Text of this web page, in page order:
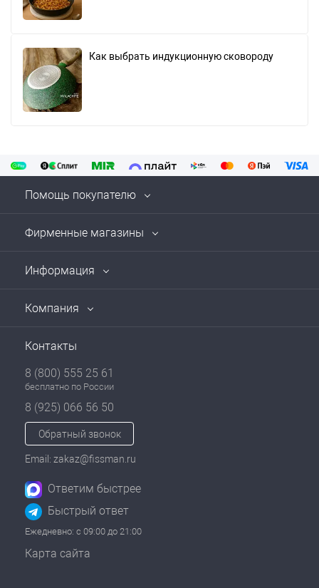
Как выбрать индукционную сковороду
Помощь покупателю
Фирменные магазины
Информация
Компания
Контакты
8 (800) 555 25 61
бесплатно по России
8 (925) 066 56 50
Обратный звонок
Email: zakaz@fissman.ru
Ответим быстрее
Быстрый ответ
Ежедневно: с 09:00 до 21:00
Карта сайта